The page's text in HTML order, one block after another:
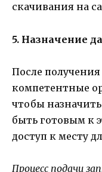
скачивания на
5. Назначение
После
компетентные
чтобы
быть готовым к
доступ к месту
Процесс подачи